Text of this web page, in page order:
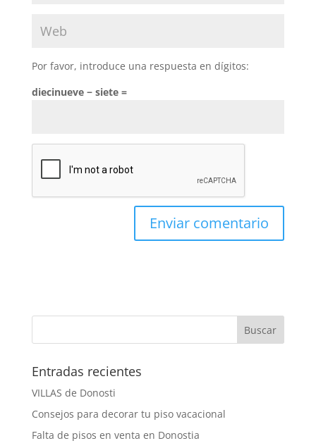
Por favor, introduce una respuesta en dígitos:
diecinueve − siete =
Entradas recientes
VILLAS de Donosti
Consejos para decorar tu piso vacacional
Falta de pisos en venta en Donostia